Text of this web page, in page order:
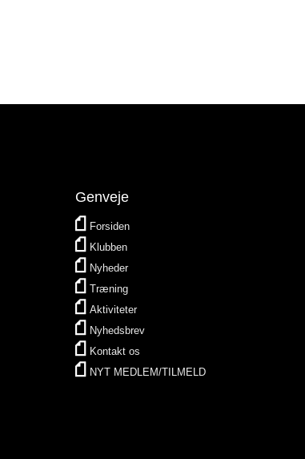
Genveje
Forsiden
Klubben
Nyheder
Træning
Aktiviteter
Nyhedsbrev
Kontakt os
NYT MEDLEM/TILMELD